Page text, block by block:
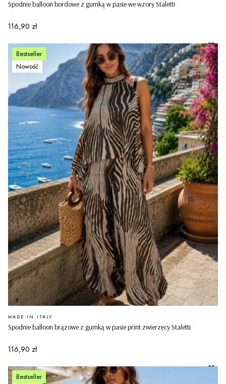
Spodnie balloon bordowe z gumką w pasie we wzory Staletti
Cena
116,90 zł
Bestseller
Nowość
Spodnie balloon brązowe z gumką w pasie print zwierzęcy Staletti
PRODUCENT
MADE IN ITALY
Cena
116,90 zł
Bestseller